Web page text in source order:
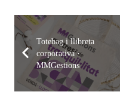
Totebag i llibreta
corporativa ·
MMGestions